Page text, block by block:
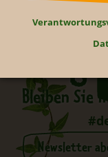
Bleiben Sie
Newsletter